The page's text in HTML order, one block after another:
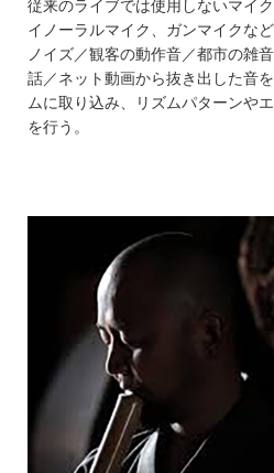
従来のライブでは使用しないマイ
イノーラルマイク、ガンマイクな
ノイズ／観客の動作音／都市の雑
話／ネット動画から抜き出した音
ムに取り込み、リズムパターンや
を行う。